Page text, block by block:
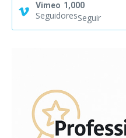
Vimeo 1,000
SeguidoresSeguir